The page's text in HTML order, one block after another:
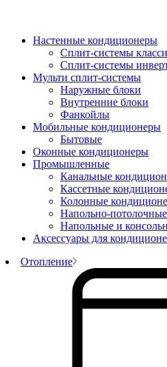
Настенные кондиционеры
Сплит-системы
Сплит-системы
Мульти сплит-системы
Наружные блоки
Внутренние блоки
Фанкойлы
Мобильные кондиционеры
Бытовые
Оконные кондиционеры
Промышленные
Канальные
Кассетные
Колонные
Напольно-
Напольные и
Аксессуары для
Отопление